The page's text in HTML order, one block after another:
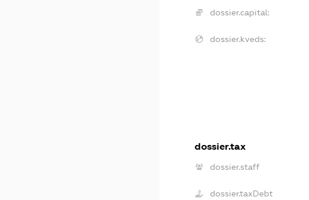
dossier.capital:
dossier.kveds:
dossier.tax
dossier.staff
dossier.taxDebt